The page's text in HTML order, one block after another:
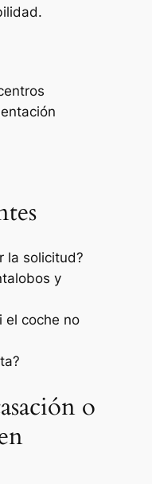
la solicitud?
y
el coche no
o